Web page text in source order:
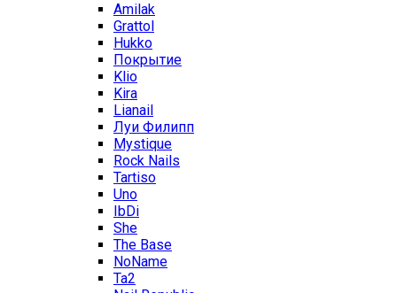
Amilak
Grattol
Hukko
Покрытие
Klio
Kira
Lianail
Луи Филипп
Mystique
Rock Nails
Tartiso
Uno
IbDi
She
The Base
NoName
Ta2